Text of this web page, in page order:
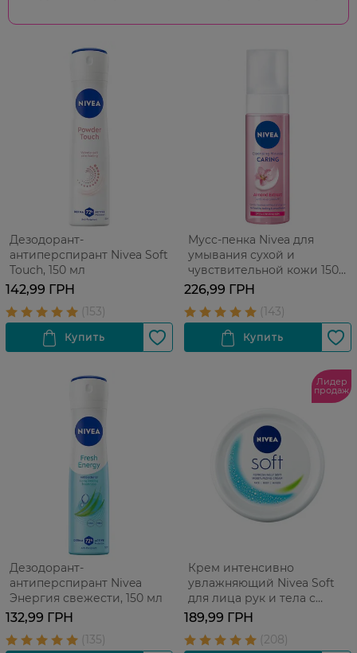
Дезодорант-
антиперспирант Nivea Soft
Touch, 150 мл
142,99 ГРН
Мусс-пенка Nivea для
умывания сухой и
чувствительной кожи 150
мл
226,99 ГРН
Дезодорант-
антиперспирант Nivea
Энергия свежести, 150 мл
132,99 ГРН
Лидер
продаж
Крем интенсивно
увлажняющий Nivea Soft
для лица рук и тела с
маслом жожоба и
витамином Е 200 мл
189,99 ГРН